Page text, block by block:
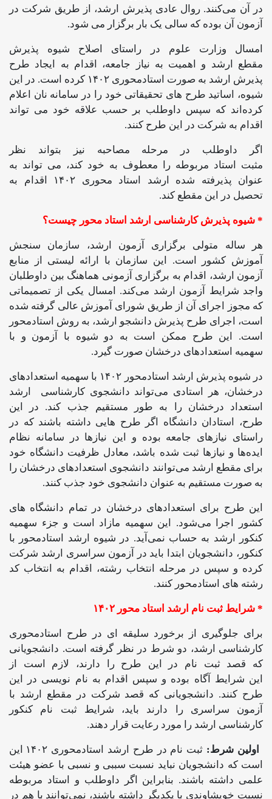
در آن می‌کنند. روال عادی پذیرش ارشد، از طریق شرکت در
آزمون آن بوده که سالی یک بار برگزار می ‌شود.
امسال وزارت علوم در راستای اصلاح شیوه پذیرش
مقطع ارشد و اهمیت به نیاز جامعه، اقدام به ایجاد طرح
پذیرش ارشد به صورت استادمحوری ۱۴۰۲ کرده است. در این
شیوه، اساتید طرح های تحقیقاتی خود را در سامانه نان اعلام
کرده‌اند که سپس داوطلب بر حسب علاقه خود می تواند
اقدام به شرکت در این طرح کنند.
اگر داوطلب در مرحله مصاحبه نیز بتواند نظر
مثبت استاد مربوطه را معطوف به خود کند، می تواند به
عنوان پذیرفته شده ارشد استاد محوری ۱۴۰۲ اقدام به
تحصیل در این مقطع کند.
* شیوه پذیرش کارشناسی ارشد استاد محور چیست؟
هر ساله متولی برگزاری آزمون ارشد، سازمان سنجش
آموزش کشور است. این سازمان با ارائه لیستی از منابع
آزمون ارشد، اقدام به برگزاری آزمونی هماهنگ بین داوطلبان
واجد شرایط آزمون ارشد می‌کند. امسال یکی از تصمیماتی
که مجوز اجرای آن از طریق شورای آموزش عالی گرفته شده
است، اجرای طرح پذیرش دانشجو ارشد، به روش استادمحور
است. این طرح ممکن است به دو شیوه با آزمون و با
سهمیه استعدادهای درخشان صورت گیرد.
در شیوه پذیرش ارشد استادمحور ۱۴۰۲ با سهمیه استعدادهای
درخشان، هر استادی می‌تواند دانشجوی کارشناسی ارشد
استعداد درخشان را به طور مستقیم جذب کند. در این
طرح، استادان دانشگاه اگر طرح‌ هایی داشته باشند که در
راستای نیازهای جامعه بوده و این نیازها در سامانه نظام
ایده‌ها و نیازها ثبت شده باشد، معادل ظرفیت دانشگاه خود
برای مقطع ارشد می‌توانند دانشجوی استعدادهای درخشان را
به‌ صورت مستقیم به عنوان دانشجوی خود جذب کنند.
این طرح برای استعدادهای درخشان در تمام دانشگاه‌ های
کشور اجرا می‌شود. این سهمیه مازاد است و جزء سهمیه
کنکور ارشد به حساب نمی‌آید. در شیوه ارشد استادمحور با
کنکور، دانشجویان ابتدا باید در آزمون سراسری ارشد شرکت
کرده و سپس در مرحله انتخاب رشته، اقدام به انتخاب کد
رشته های استادمحور کنند.
* شرایط ثبت نام ارشد استاد محور ۱۴۰۲
برای جلوگیری از برخورد سلیقه‌ ای در طرح استادمحوری
کارشناسی ارشد، دو شرط در نظر گرفته است. دانشجویانی
که قصد ثبت نام در این طرح را دارند، لازم است از
این شرایط آگاه بوده و سپس اقدام به نام نویسی در این
طرح کنند. دانشجویانی که قصد شرکت در مقطع ارشد با
آزمون سراسری را دارند باید، شرایط ثبت نام کنکور
کارشناسی ارشد را مورد رعایت قرار دهند.
اولین شرط:
ثبت نام در طرح ارشد استادمحوری ۱۴۰۲ این
است که دانشجویان نباید نسبت سببی و نسبی با عضو هیئت‌
علمی داشته باشند. بنابراین اگر داوطلب و استاد مربوطه
نسبت خویشاوندی با یکدیگر داشته باشند، نمی‌توانند با هم در